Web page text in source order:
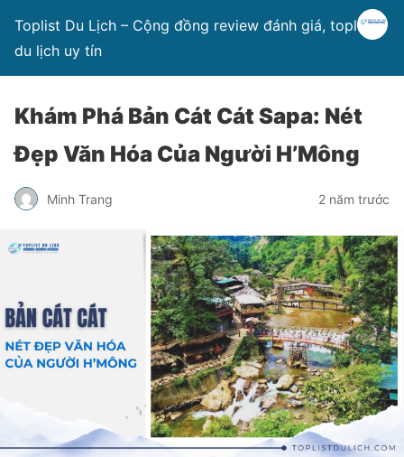
Toplist Du Lịch – Cộng đồng review đánh giá, toplist
du lịch uy tín
Khám Phá Bản Cát Cát Sapa: Nét
Đẹp Văn Hóa Của Người H’Mông
Minh Trang 2 năm trước